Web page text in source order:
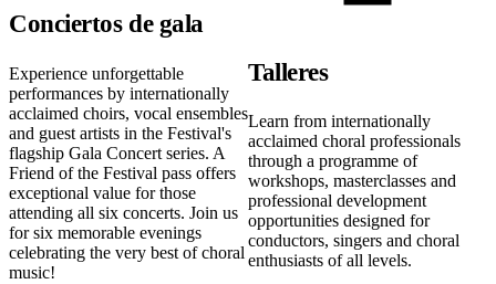
Conciertos de gala
Experience unforgettable
performances by internationally
acclaimed choirs, vocal ensembles
and guest artists in the Festival's
flagship Gala Concert series. A
Friend of the Festival pass offers
exceptional value for those
attending all six concerts. Join us
for six memorable evenings
celebrating the very best of choral
music!
Talleres
Learn from internationally
acclaimed choral professionals
through a programme of
workshops, masterclasses and
professional development
opportunities designed for
conductors, singers and choral
enthusiasts of all levels.